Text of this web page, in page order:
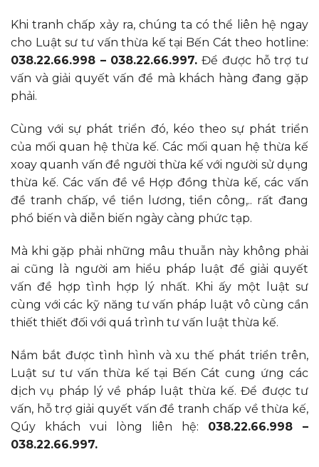
Khi tranh chấp xảy ra, chúng ta có thể liên hệ ngay
cho Luật sư tư vấn thừa kế tại Bến Cát theo hotline:
038.22.66.998 – 038.22.66.997. Để được hỗ trợ tư
vấn và giải quyết vấn đề mà khách hàng đang gặp
phải.
Cùng với sự phát triển đó, kéo theo sự phát triển
của mối quan hệ thừa kế. Các mối quan hệ thừa kế
xoay quanh vấn đề người thừa kế với người sử dụng
thừa kế. Các vấn đề về Hợp đồng thừa kế, các vấn
đề tranh chấp, về tiền lương, tiền công,.. rất đang
phổ biến và diễn biến ngày càng phức tạp.
Mà khi gặp phải những mâu thuẫn này không phải
ai cũng là người am hiểu pháp luật để giải quyết
vấn đề hợp tình hợp lý nhất. Khi ấy một luật sư
cùng với các kỹ năng tư vấn pháp luật vô cùng cần
thiết thiết đối với quá trình tư vấn luật thừa kế.
Nắm bắt được tình hình và xu thế phát triển trên,
Luật sư tư vấn thừa kế tại Bến Cát cung ứng các
dịch vụ pháp lý về pháp luật thừa kế. Để được tư
vấn, hỗ trợ giải quyết vấn đề tranh chấp về thừa kế,
Qúy khách vui lòng liên hệ: 038.22.66.998 –
038.22.66.997.